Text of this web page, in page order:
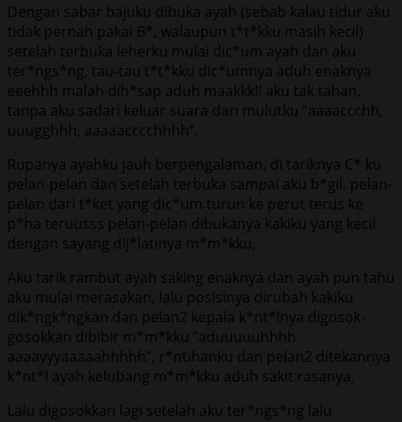
Dengan sabar bajuku dibuka ayah (sebab kalau tidur aku
tidak pernah pakai B*, walaupun t*t*kku masih kecil)
setelah terbuka leherku mulai dic*um ayah dan aku
ter*ngs*ng, tau-tau t*t*kku dic*umnya aduh enaknya
eeehhh malah dih*sap aduh maakkk!! aku tak tahan,
tanpa aku sadari keluar suara dari mulutku “aaaaccchh,
uuugghhh, aaaaacccchhhh”.
Rupanya ayahku jauh berpengalaman, di tariknya C* ku
pelan-pelan dan setelah terbuka sampai aku b*gil, pelan-
pelan dari t*ket yang dic*um turun ke perut terus ke
p*ha teruusss pelan-pelan dibukanya kakiku yang kecil
dengan sayang dij*latinya m*m*kku,
Aku tarik rambut ayah saking enaknya dan ayah pun tahu
aku mulai merasakan, lalu posisinya dirubah kakiku
dik*ngk*ngkan dan pelan2 kepala k*nt*lnya digosok-
gosokkan dibibir m*m*kku “aduuuuuhhhh
aaaayyyaaaaahhhhh”, r*ntihanku dan pelan2 ditekannya
k*nt*l ayah kelubang m*m*kku aduh sakit rasanya,
Lalu digosokkan lagi setelah aku ter*ngs*ng lalu